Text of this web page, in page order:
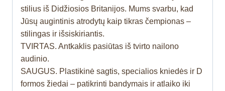
stilius iš Didžiosios Britanijos. Mums svarbu, kad
Jūsų augintinis atrodytų kaip tikras čempionas –
stilingas ir išsiskiriantis.
TVIRTAS. Antkaklis pasiūtas iš tvirto nailono
audinio.
SAUGUS. Plastikinė sagtis, specialios kniedės ir D
formos žiedai – patikrinti bandymais ir atlaiko iki